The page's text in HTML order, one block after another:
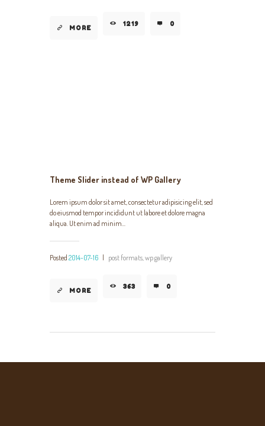
MORE
1219 0
Theme Slider instead of WP Gallery
Lorem ipsum dolor sit amet, consectetur adipisicing elit, sed
do eiusmod tempor incididunt ut labore et dolore magna
aliqua. Ut enim ad minim...
Posted 2014-07-16 post formats,wp gallery
MORE
363 0